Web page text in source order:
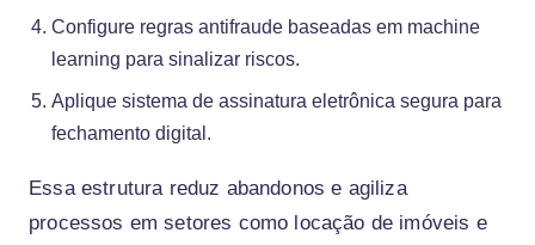
Configure regras antifraude baseadas em machine
learning para sinalizar riscos.
Aplique sistema de assinatura eletrônica segura para
fechamento digital.
Essa estrutura reduz abandonos e agiliza
processos em setores como locação de imóveis e